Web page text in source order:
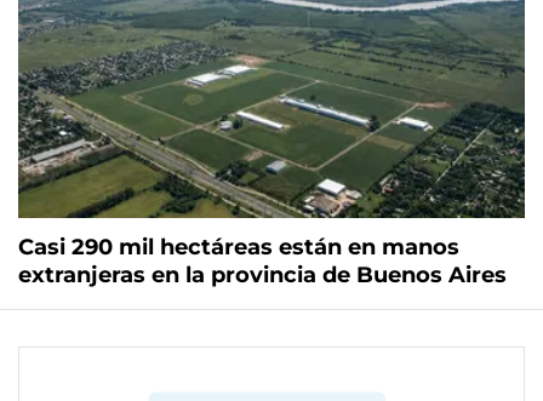
Casi 290 mil hectáreas están en manos
extranjeras en la provincia de Buenos Aires